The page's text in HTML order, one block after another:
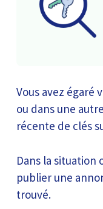
Vous avez égaré
ou dans une
récente de clés
Dans la situation
publier une
trouvé.